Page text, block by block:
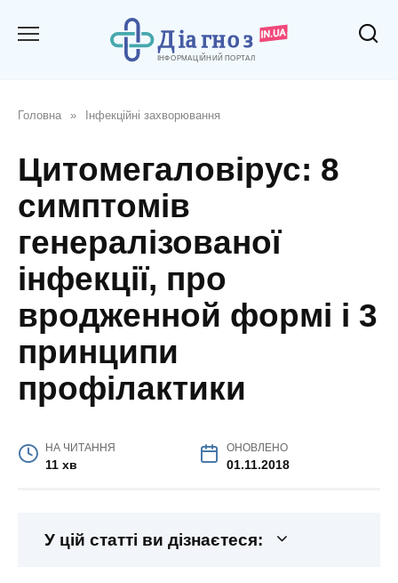
Головна » Інфекційні захворювання
Цитомегаловірус: 8
симптомів
генералізованої
інфекції, про
вродженной формі і 3
принципи
профілактики
НА ЧИТАННЯ
11 хв
ОНОВЛЕНО
01.11.2018
У цій статті ви дізнаєтеся: